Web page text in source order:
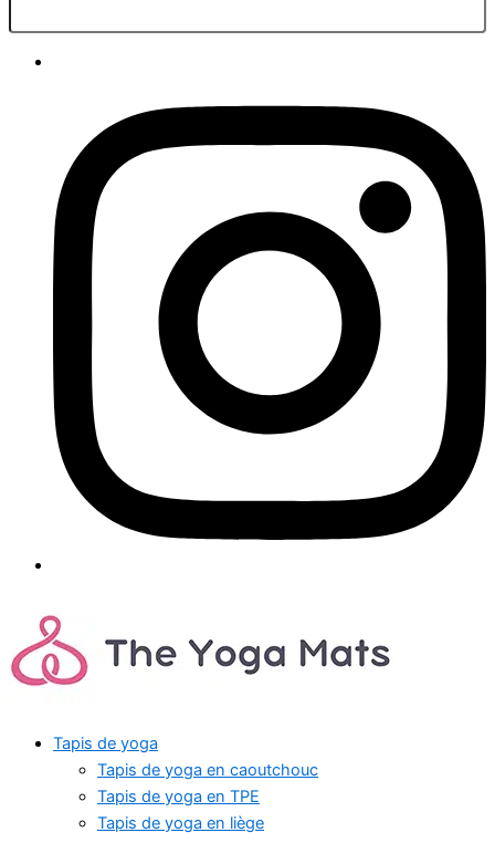
Tapis de yoga
Tapis de yoga en caoutchouc
Tapis de yoga en TPE
Tapis de yoga en liège